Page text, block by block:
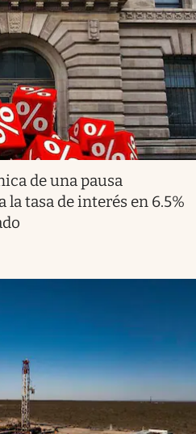
de una pausa
tasa de interés en 6.5%